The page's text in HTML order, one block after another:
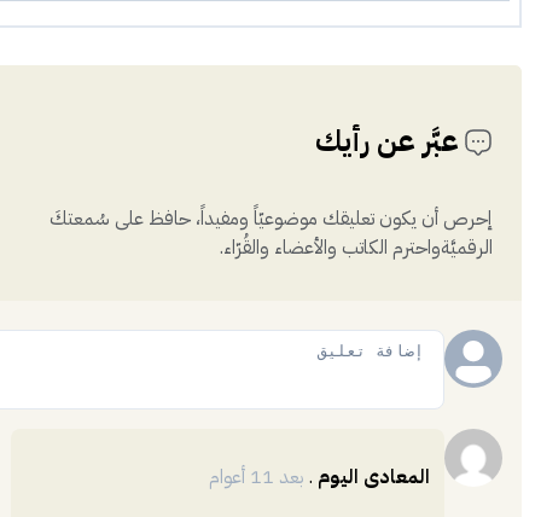
عبَّر عن رأيك
إحرص أن يكون تعليقك موضوعيّاً ومفيداً، حافظ على سُمعتكَ
الرقميَّةواحترم الكاتب والأعضاء والقُرّاء.
المعادى اليوم . بعد 11 أعوام